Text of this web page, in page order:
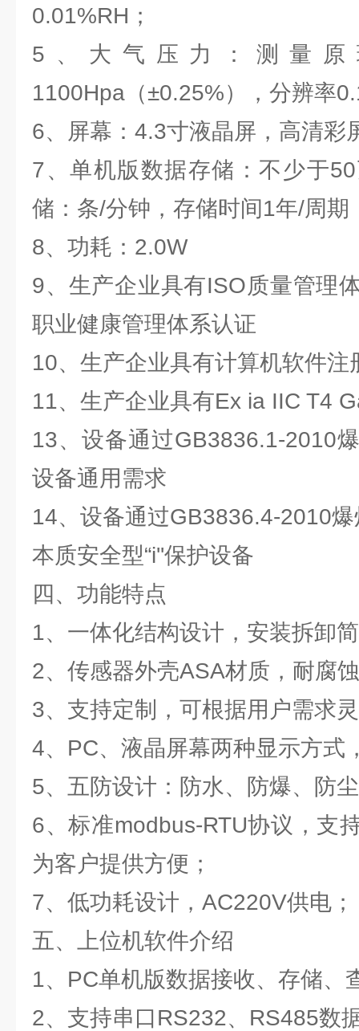
0.01%RH；
5、大气压力：测量原
1100Hpa（±0.25%），分辨率
6、屏幕：4.3寸液晶屏，高清彩
7、单机版数据存储：不少于
储：条/分钟，存储时间1年/周期
8、功耗：2.0W
9、生产企业具有ISO质量管理
职业健康管理体系认证
10、生产企业具有计算机软件注
11、生产企业具有Ex ia IIC T4
13、设备通过GB3836.1-2010
设备通用需求
14、设备通过GB3836.4-2010
本质安全型“i''保护设备
四、功能特点
1、一体化结构设计，安装拆卸
2、传感器外壳ASA材质，耐腐
3、支持定制，可根据用户需求
4、PC、液晶屏幕两种显示方式
5、五防设计：防水、防爆、防
6、标准modbus-RTU协议，支
为客户提供方便；
7、低功耗设计，AC220V供电；
五、上位机软件介绍
1、PC单机版数据接收、存储、
2、支持串口RS232、RS485数